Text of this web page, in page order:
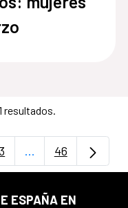
resultados.
Use TAB para
...PáginasPágina
46
ESPAÑA EN